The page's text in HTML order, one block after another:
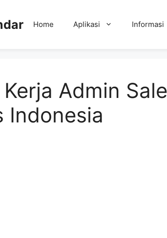
Home Aplikasi Informasi
Admin
Indonesia